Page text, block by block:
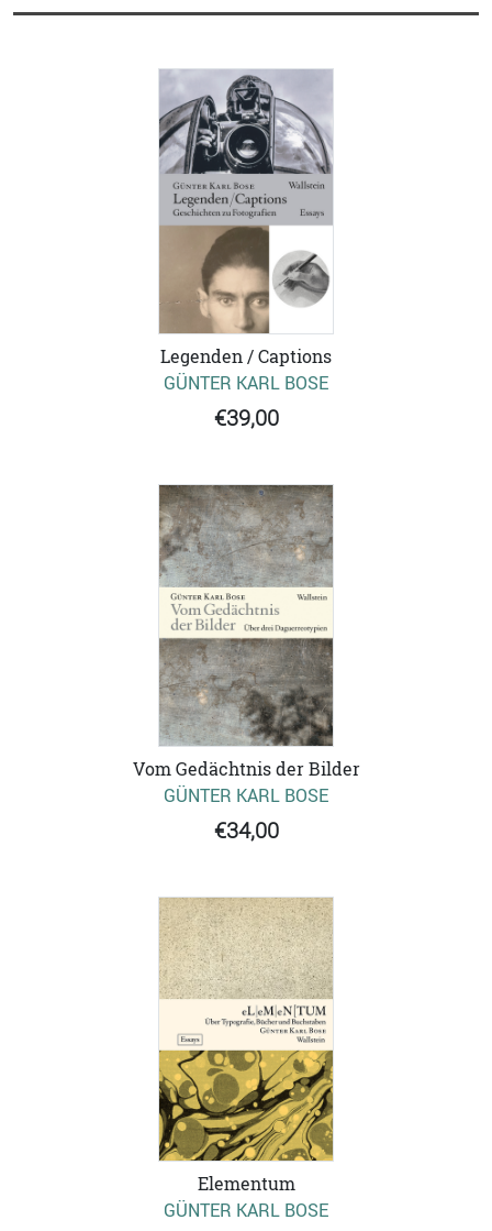
Legenden / Captions
GÜNTER KARL BOSE
€39,00
Vom Gedächtnis der Bilder
GÜNTER KARL BOSE
€34,00
Elementum
GÜNTER KARL BOSE